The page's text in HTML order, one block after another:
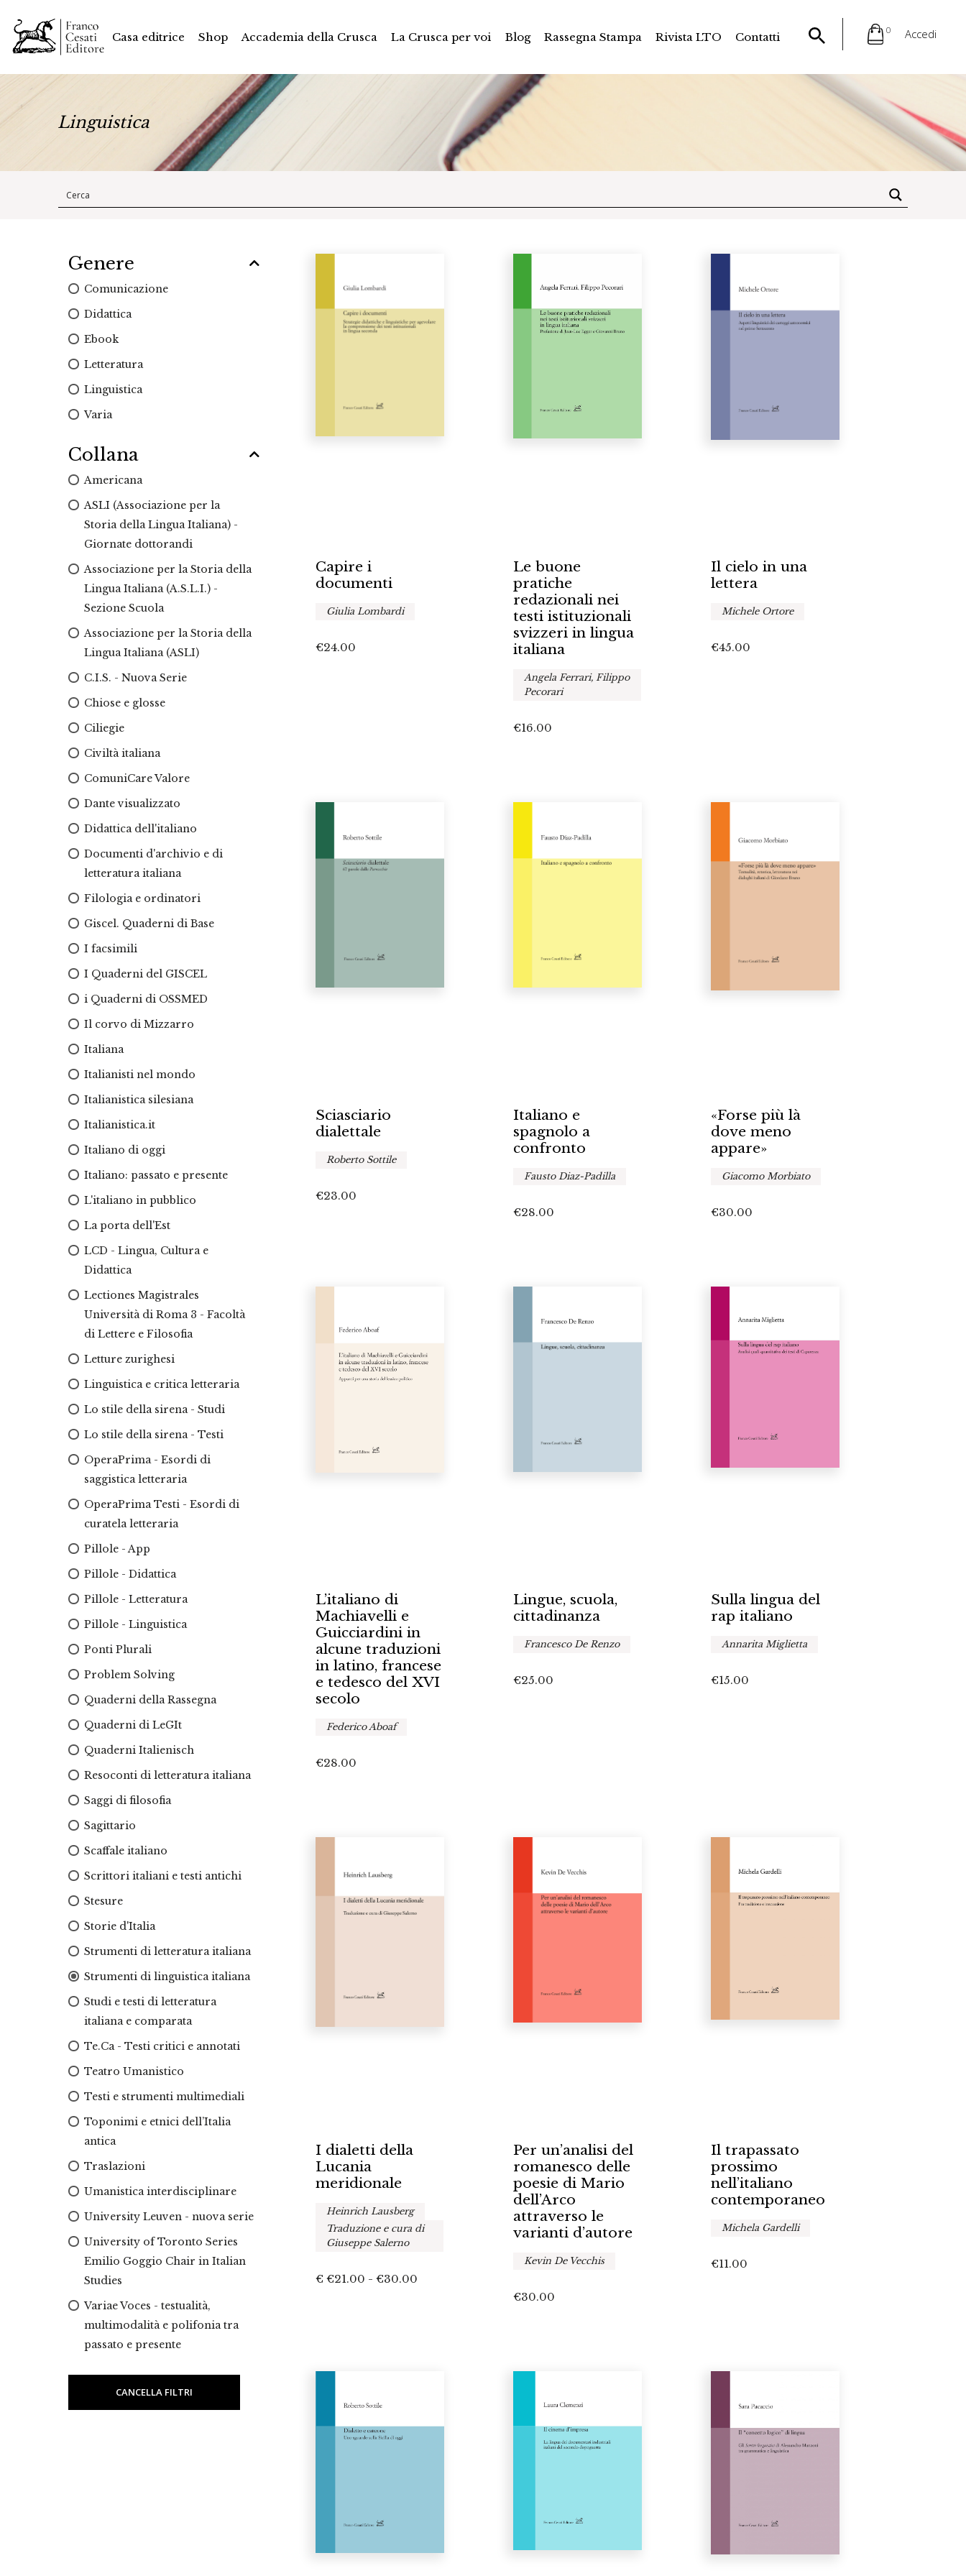
Casa editrice Shop Accademia della Crusca La Crusca per voi Blog Rassegna Stampa Rivista LTO Contatti
0 Accedi
Linguistica
Genere
Comunicazione
Didattica
Ebook
Letteratura
Linguistica
Varia
Collana
Americana
ASLI (Associazione per la
Storia della Lingua Italiana) -
Giornate dottorandi
Associazione per la Storia della
Lingua Italiana (A.S.L.I.) -
Sezione Scuola
Associazione per la Storia della
Lingua Italiana (ASLI)
C.I.S. - Nuova Serie
Chiose e glosse
Ciliegie
Civiltà italiana
ComuniCare Valore
Dante visualizzato
Didattica dell'italiano
Documenti d'archivio e di
letteratura italiana
Filologia e ordinatori
Giscel. Quaderni di Base
I facsimili
I Quaderni del GISCEL
i Quaderni di OSSMED
Il corvo di Mizzarro
Italiana
Italianisti nel mondo
Italianistica silesiana
Italianistica.it
Italiano di oggi
Italiano: passato e presente
L'italiano in pubblico
La porta dell'Est
LCD - Lingua, Cultura e
Didattica
Lectiones Magistrales
Università di Roma 3 - Facoltà
di Lettere e Filosofia
Letture zurighesi
Linguistica e critica letteraria
Lo stile della sirena - Studi
Lo stile della sirena - Testi
OperaPrima - Esordi di
saggistica letteraria
OperaPrima Testi - Esordi di
curatela letteraria
Pillole - App
Pillole - Didattica
Pillole - Letteratura
Pillole - Linguistica
Ponti Plurali
Problem Solving
Quaderni della Rassegna
Quaderni di LeGIt
Quaderni Italienisch
Resoconti di letteratura italiana
Saggi di filosofia
Sagittario
Scaffale italiano
Scrittori italiani e testi antichi
Stesure
Storie d'Italia
Strumenti di letteratura italiana
Strumenti di linguistica italiana
Studi e testi di letteratura
italiana e comparata
Te.Ca - Testi critici e annotati
Teatro Umanistico
Testi e strumenti multimediali
Toponimi e etnici dell’Italia
antica
Traslazioni
Umanistica interdisciplinare
University Leuven - nuova serie
University of Toronto Series
Emilio Goggio Chair in Italian
Studies
Variae Voces - testualità,
multimodalità e polifonia tra
passato e presente
CANCELLA FILTRI
Capire i
documenti
Giulia Lombardi
€24.00
Le buone
pratiche
redazionali nei
testi istituzionali
svizzeri in lingua
italiana
Angela Ferrari, Filippo
Pecorari
€16.00
Il cielo in una
lettera
Michele Ortore
€45.00
Sciasciario
dialettale
Roberto Sottile
€23.00
Italiano e
spagnolo a
confronto
Fausto Diaz-Padilla
€28.00
«Forse più là
dove meno
appare»
Giacomo Morbiato
€30.00
L’italiano di
Machiavelli e
Guicciardini in
alcune traduzioni
in latino, francese
e tedesco del XVI
secolo
Federico Aboaf
€28.00
Lingue, scuola,
cittadinanza
Francesco De Renzo
€25.00
Sulla lingua del
rap italiano
Annarita Miglietta
€15.00
I dialetti della
Lucania
meridionale
Heinrich Lausberg
Traduzione e cura di
Giuseppe Salerno
€ €21.00 - €30.00
Per un’analisi del
romanesco delle
poesie di Mario
dell’Arco
attraverso le
varianti d’autore
Kevin De Vecchis
€30.00
Il trapassato
prossimo
nell’italiano
contemporaneo
Michela Gardelli
€11.00